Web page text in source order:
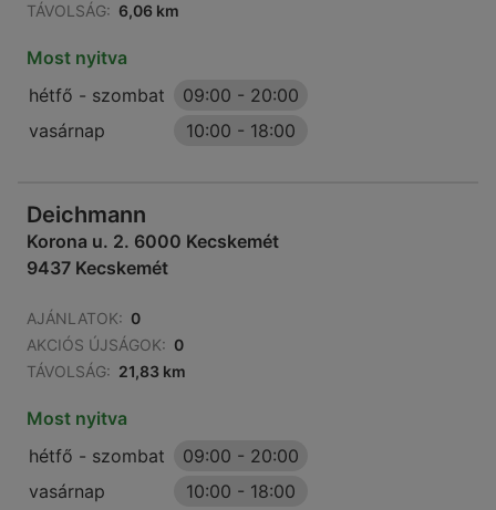
TÁVOLSÁG: 6,06 km
Most nyitva
hétfő - szombat
09:00 - 20:00
vasárnap
10:00 - 18:00
Deichmann
Korona u. 2. 6000 Kecskemét
9437 Kecskemét
AJÁNLATOK: 0
AKCIÓS ÚJSÁGOK: 0
TÁVOLSÁG: 21,83 km
Most nyitva
hétfő - szombat
09:00 - 20:00
vasárnap
10:00 - 18:00